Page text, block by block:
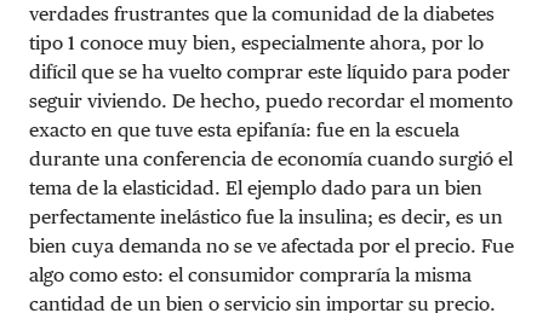
verdades frustrantes que la comunidad de la diabetes
tipo 1 conoce muy bien, especialmente ahora, por lo
difícil que se ha vuelto comprar este líquido para poder
seguir viviendo. De hecho, puedo recordar el momento
exacto en que tuve esta epifanía: fue en la escuela
durante una conferencia de economía cuando surgió el
tema de la elasticidad. El ejemplo dado para un bien
perfectamente inelástico fue la insulina; es decir, es un
bien cuya demanda no se ve afectada por el precio. Fue
algo como esto: el consumidor compraría la misma
cantidad de un bien o servicio sin importar su precio.